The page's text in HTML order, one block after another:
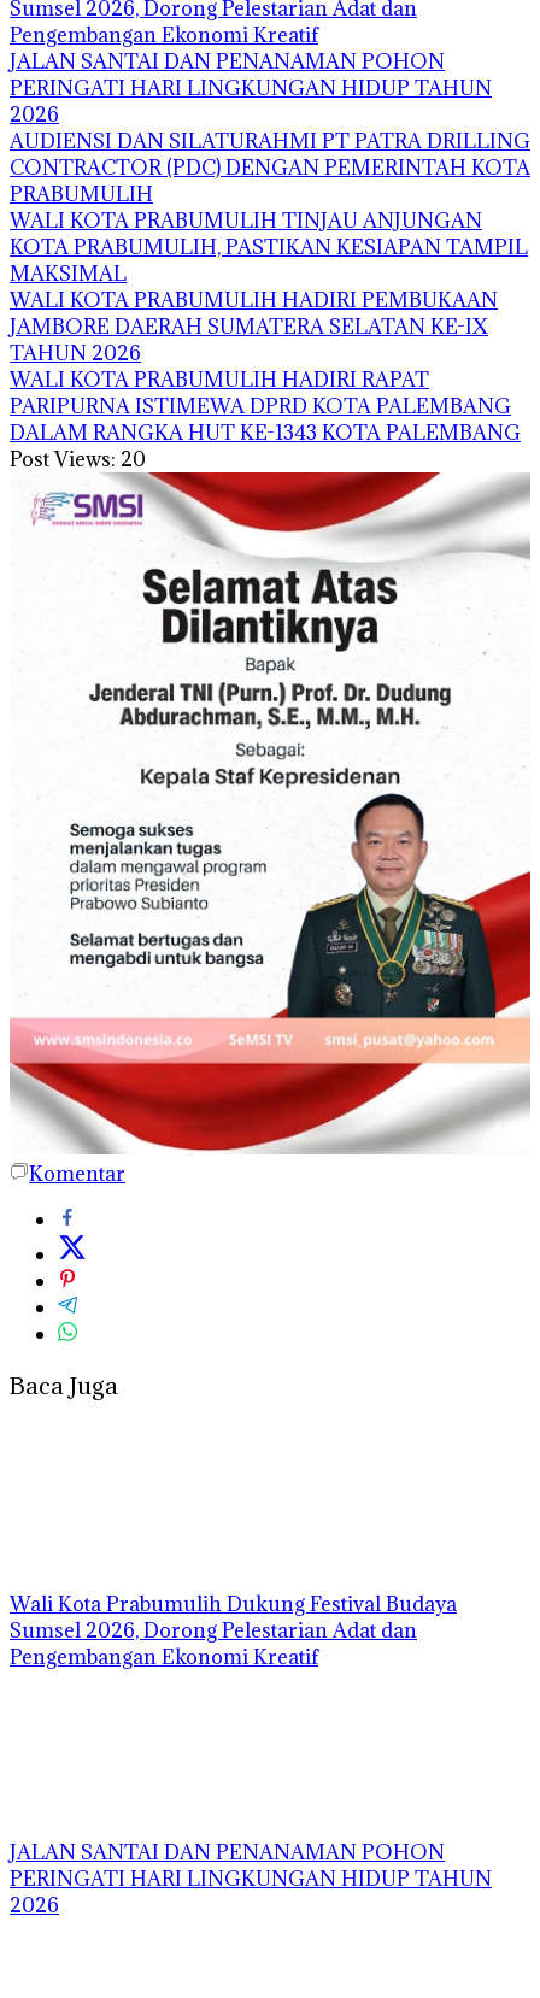
Sumsel 2026, Dorong Pelestarian Adat dan
Pengembangan Ekonomi Kreatif
JALAN SANTAI DAN PENANAMAN POHON
PERINGATI HARI LINGKUNGAN HIDUP TAHUN
2026
AUDIENSI DAN SILATURAHMI PT PATRA DRILLING
CONTRACTOR (PDC) DENGAN PEMERINTAH KOTA
PRABUMULIH
WALI KOTA PRABUMULIH TINJAU ANJUNGAN
KOTA PRABUMULIH, PASTIKAN KESIAPAN TAMPIL
MAKSIMAL
WALI KOTA PRABUMULIH HADIRI PEMBUKAAN
JAMBORE DAERAH SUMATERA SELATAN KE-IX
TAHUN 2026
WALI KOTA PRABUMULIH HADIRI RAPAT
PARIPURNA ISTIMEWA DPRD KOTA PALEMBANG
DALAM RANGKA HUT KE-1343 KOTA PALEMBANG
Post Views: 20
Komentar
Baca Juga
Wali Kota Prabumulih Dukung Festival Budaya
Sumsel 2026, Dorong Pelestarian Adat dan
Pengembangan Ekonomi Kreatif
JALAN SANTAI DAN PENANAMAN POHON
PERINGATI HARI LINGKUNGAN HIDUP TAHUN
2026